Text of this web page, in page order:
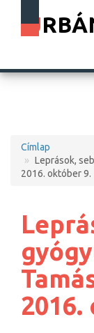
Morzsa
Címlap
Leprások,
2016. október 9.